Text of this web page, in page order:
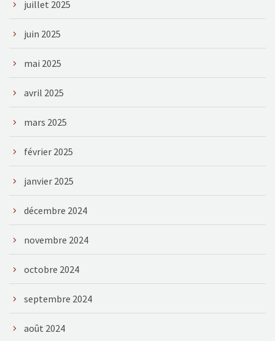
juillet 2025
juin 2025
mai 2025
avril 2025
mars 2025
février 2025
janvier 2025
décembre 2024
novembre 2024
octobre 2024
septembre 2024
août 2024